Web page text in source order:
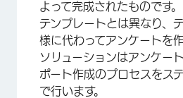
よって完成されたものです
テンプレートとは異なり、
様に代わってアンケートを
ソリューションはアンケー
ポート作成のプロセスをス
で行います。